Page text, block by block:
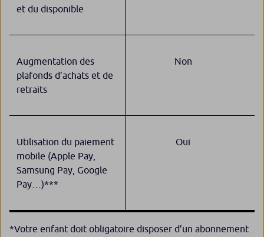
et du disponible
Augmentation des
plafonds d’achats et de
retraits
Non
Utilisation du paiement
mobile (Apple Pay,
Samsung Pay, Google
Pay…)***
Oui
*Votre enfant doit obligatoire disposer d’un abonnement